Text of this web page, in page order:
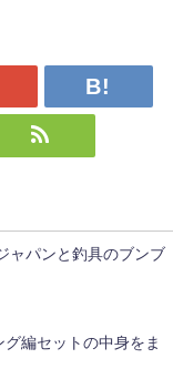
ャパンと釣具のブンブ
編セットの中身をま